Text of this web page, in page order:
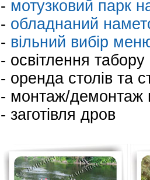
- мотузковий парк
- обладнаний
- вільний вибір
- освітлення табору
- оренда столів та
- монтаж/демонтаж
- заготівля дров